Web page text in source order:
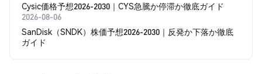
Cysic価格予想2026-2030｜CYS急騰か停滞か徹底ガイド
2026-08-06
SanDisk（SNDK）株価予想2026-2030｜反発か下落か徹底
ガイド